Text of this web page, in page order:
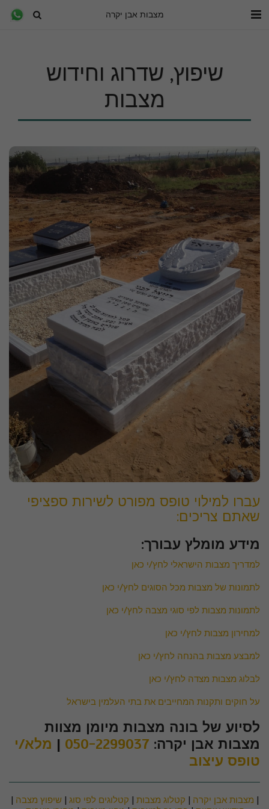
מצבות אבן יקרה
שיפוץ, שדרוג וחידוש
מצבות
עברו למילוי טופס מפורט לשירות ספציפי
שאתם צריכים:
מידע מומלץ עבורך:
למדריך מצבות הישראלי לחץ/י כאן
לתמונות של מצבות מכל הסוגים לחץ/י כאן
לתמונות מצבות לפי סוגי מצבה לחץ/י כאן
למחירון מצבות לחץ/י כאן
למבצע מצבות בהנחה לחץ/י כאן
לבלוג מצבות מצדה לחץ/י כאן
על חוקים ותקנות המחייבים את בתי העלמין בישראל
לסיוע של בונה מצבות מיומן מצוות
מצבות אבן יקרה: 050-2299037
| מלא/י
טופס עיצוב
| מצבות אבן יקרה | קטלוג מצבות | קטלוגים לפי סוג |שיפוץ מצבה |